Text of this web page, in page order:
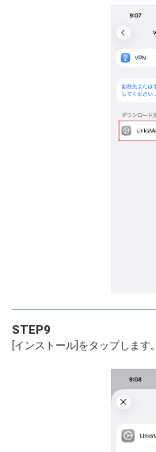
STEP9
[インストール]をタップします。